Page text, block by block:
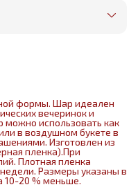
КАД
формы. Шар идеален
вечеринок и
можно использовать как
в воздушном букете в
Изготовлен из
пленка).При
Плотная пленка
Размеры указаны в
10-20 % меньше.